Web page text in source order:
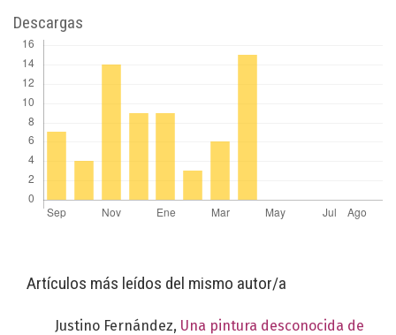
Descargas
Artículos más leídos del mismo autor/a
Justino Fernández, Una pintura desconocida de